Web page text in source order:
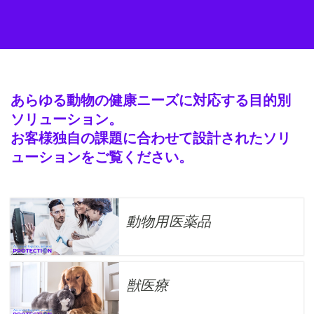
あらゆる動物の健康ニーズに対応する目的別
ソリューション。
お客様独自の課題に合わせて設計されたソリ
ューションをご覧ください。
動物用医薬品
獣医療